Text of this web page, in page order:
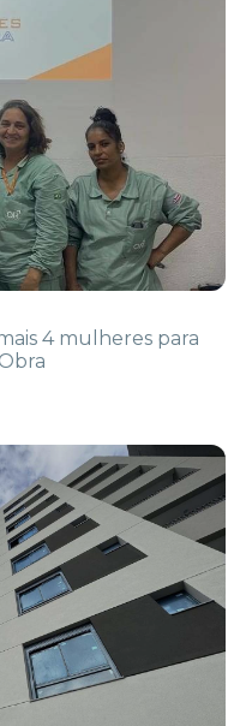
4 mulheres para